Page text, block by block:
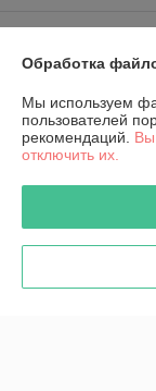
Сайт создан на
Юридическое лицо:
Регистрационный
Обработка
Мы используем
пользователей
рекомендаций. Вы
отключить их.